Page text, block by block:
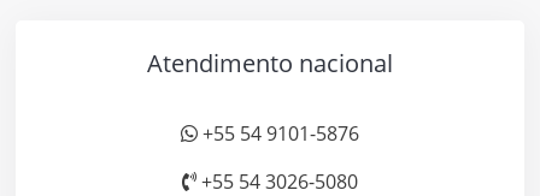
Atendimento nacional
+55 54 9101-5876
+55 54 3026-5080